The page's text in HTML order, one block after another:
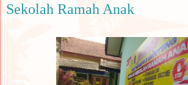
Sekolah Ramah Anak